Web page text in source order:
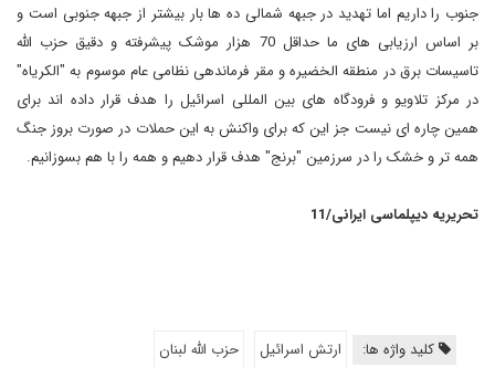
جنوب را داریم اما تهدید در جبهه شمالی ده ها بار بیشتر از جبهه جنوبی است و
بر اساس ارزیابی های ما حداقل 70 هزار موشک پیشرفته و دقیق حزب الله
تاسیسات برق در منطقه الخضیره و مقر فرماندهی نظامی عام موسوم به "الکریاه"
در مرکز تلاویو و فرودگاه های بین المللی اسرائیل را هدف قرار داده اند برای
همین چاره ای نیست جز این که برای واکنش به این حملات در صورت بروز جنگ
همه تر و خشک را در سرزمین "برنج" هدف قرار دهیم و همه را با هم بسوزانیم.
تحریریه دیپلماسی ایرانی/11
کلید واژه ها: ارتش اسرائیل حزب الله لبنان